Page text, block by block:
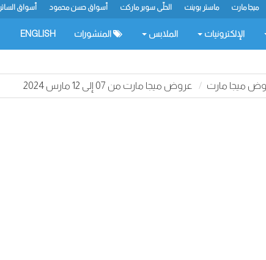
أسواق الساتر أسواق حسن محمود الحلّي سوبر ماركت ماستر بوينت ميجا مارت
الإلكترونيات الملابس المنشورات ENGLISH
ميجا مارت عروض ميجا مارت من 07 إلى 12 مارس 2024